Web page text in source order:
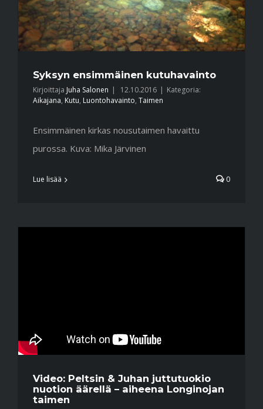
Syksyn ensimmäinen kutuhavainto
Kirjoittaja Juha Salonen | 12.10.2016 | Kategoria:
Aikajana, Kutu, Luontohavainto, Taimen
Ensimmäinen kirkas nousutaimen havaittu
purossa. Kuva: Mika Järvinen
Lue lisää 0
Video: Peltsin & Juhan juttutuokio
nuotion äärellä – aiheena Longinojan
taimen